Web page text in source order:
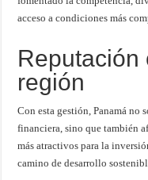
acceso a condiciones más
Reputación
región
Con esta gestión, Panamá no
financiera, sino que también
más atractivos para la
camino de desarrollo